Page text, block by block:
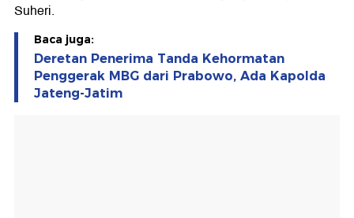
Suheri.
Baca juga:
Deretan Penerima Tanda Kehormatan
Penggerak MBG dari Prabowo, Ada Kapolda
Jateng-Jatim